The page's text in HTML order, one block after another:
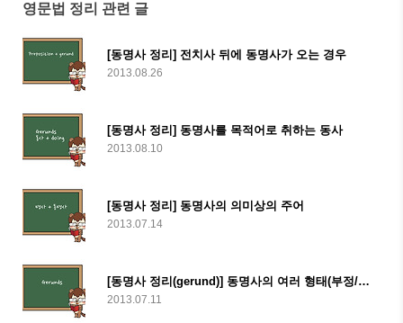
영문법 정리 관련 글
[동명사 정리] 전치사 뒤에 동명사가 오는 경우
2013.08.26
[동명사 정리] 동명사를 목적어로 취하는 동사
2013.08.10
[동명사 정리] 동명사의 의미상의 주어
2013.07.14
[동명사 정리(gerund)] 동명사의 여러 형태(부정/과거)
2013.07.11